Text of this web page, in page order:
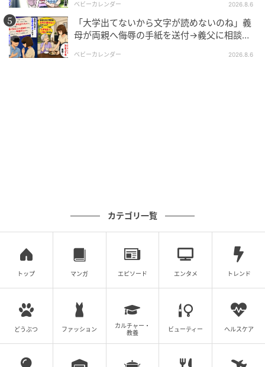
高1、中3、小6の3人の子どもを育てるBさん（仮
名）。かつて母の日は賑やかなイベントでした。幼い
子どもたちから「ありがとう」と言われ、手作りのプ
出典：select.mamastar.jp
子どもたちが成長した今、それぞれが忙しい日々を送
り、母の日は何もない日へと変わりました。自分のこ
とに一生懸命な子どもたちを眩しく見つめながら、大
ベビーカレンダー 2026.8.6
「大学出てないから文字が読めないのね」義
母が両親へ侮辱の手紙を送付→義父に相談
ベビーカレンダー 2026.8.6
カテゴリ一覧
トップ マンガ エピソード エンタメ トレンド
どうぶつ ファッション
カルチャー・
教養
ビューティー ヘルスケア